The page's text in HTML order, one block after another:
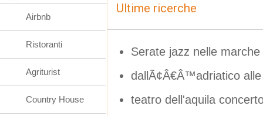
Ultime ricerche
Serate jazz nelle marche
dallÃ¢Â€Â™adriatico
teatro dell'aquila
Airbnb
Ristoranti
Agriturist
Country House